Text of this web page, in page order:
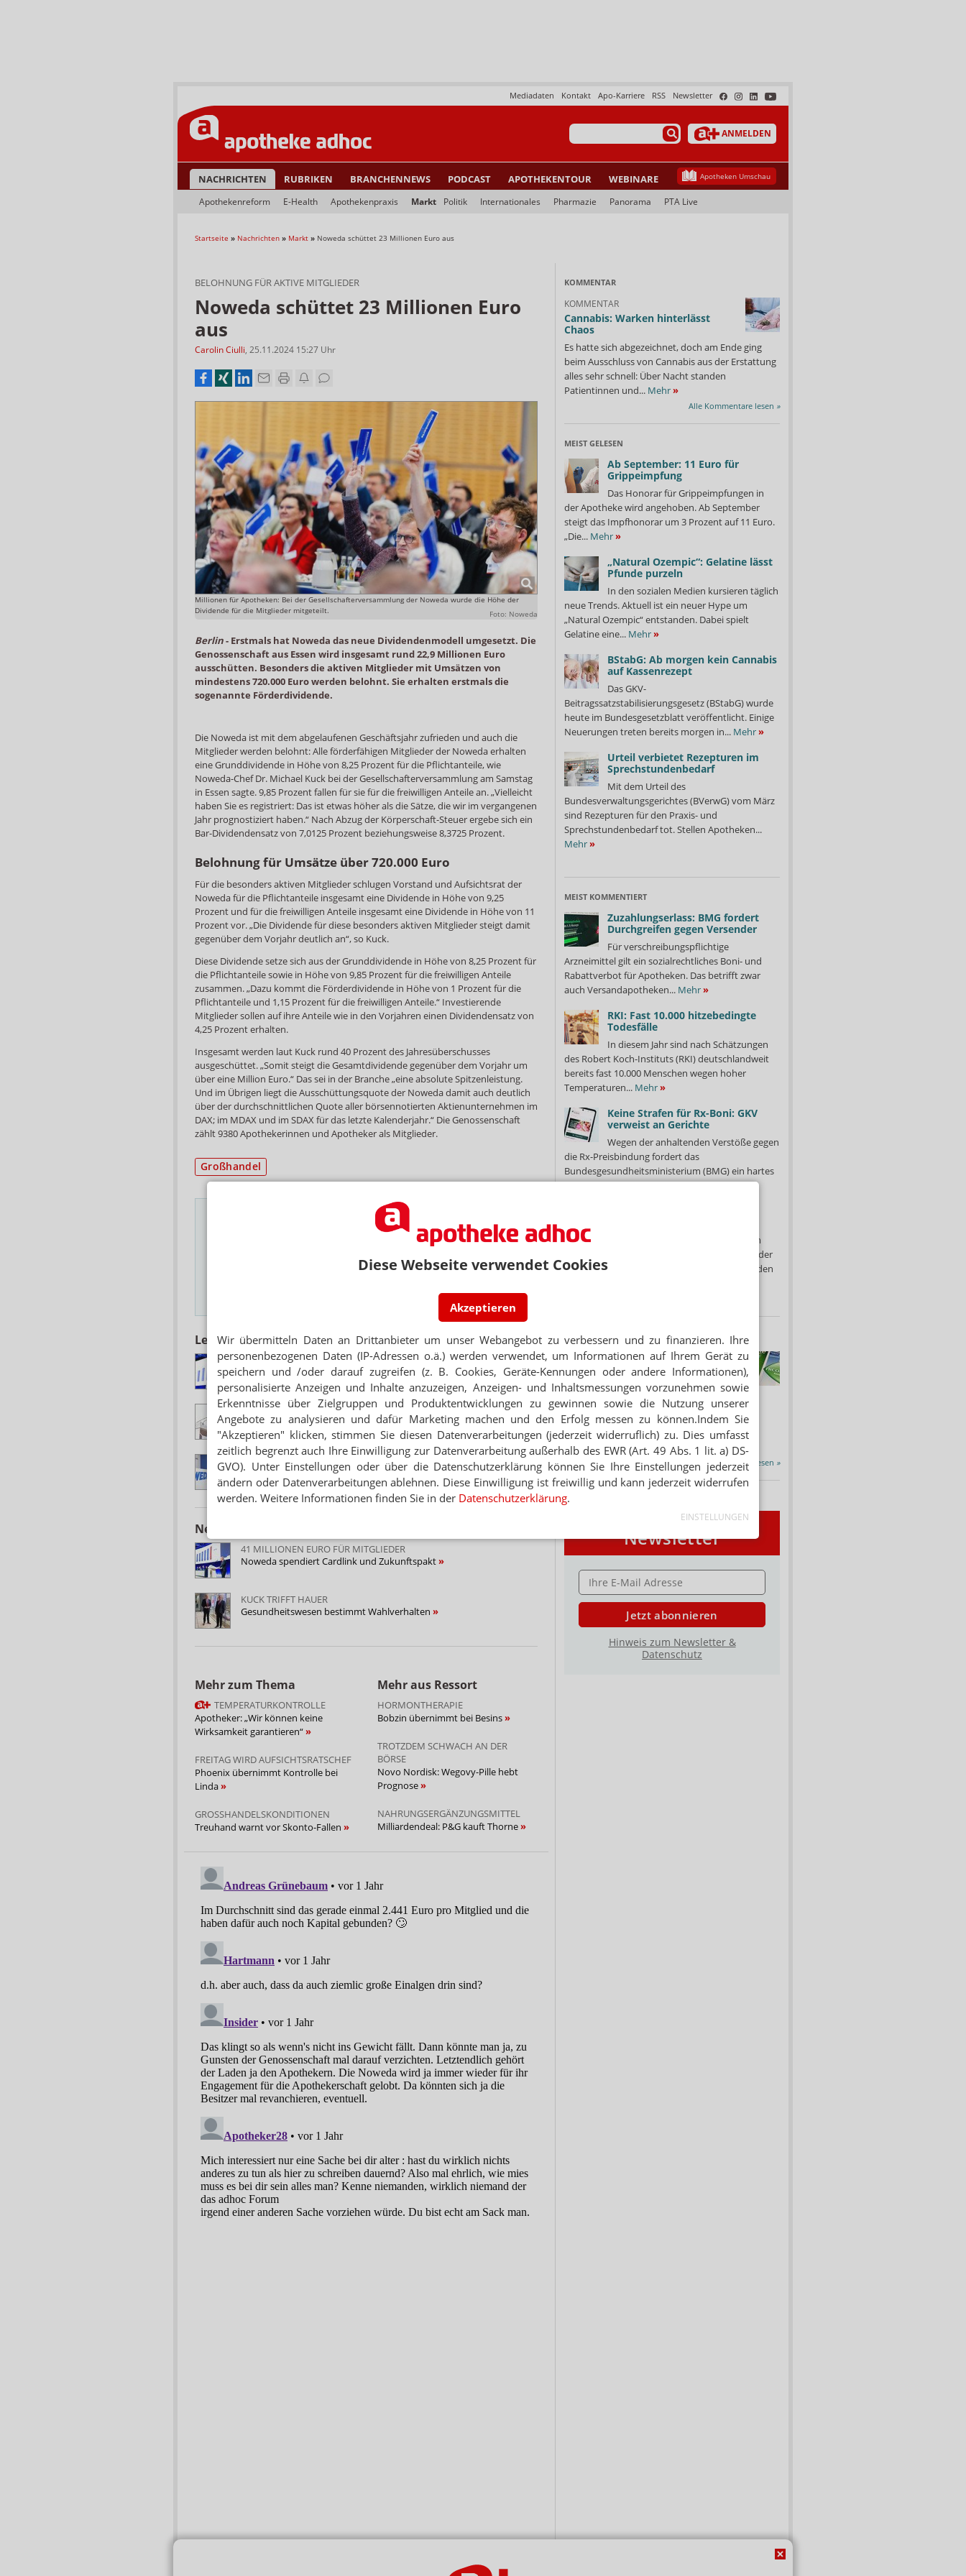
Diese Webseite verwendet Cookies
Akzeptieren
Wir übermitteln Daten an Drittanbieter um unser Webangebot zu verbessern und zu finanzieren. Ihre
personenbezogenen Daten (IP-Adressen o.ä.) werden verwendet, um Informationen auf Ihrem Gerät zu
speichern und /oder darauf zugreifen (z. B. Cookies, Geräte-Kennungen oder andere Informationen),
personalisierte Anzeigen und Inhalte anzuzeigen, Anzeigen- und Inhaltsmessungen vorzunehmen sowie
Erkenntnisse über Zielgruppen und Produktentwicklungen zu gewinnen sowie die Nutzung unserer
Angebote zu analysieren und dafür Marketing machen und den Erfolg messen zu können.Indem Sie
"Akzeptieren" klicken, stimmen Sie diesen Datenverarbeitungen (jederzeit widerruflich) zu. Dies umfasst
zeitlich begrenzt auch Ihre Einwilligung zur Datenverarbeitung außerhalb des EWR (Art. 49 Abs. 1 lit. a) DS-
GVO). Unter Einstellungen oder über die Datenschutzerklärung können Sie Ihre Einstellungen jederzeit
ändern oder Datenverarbeitungen ablehnen. Diese Einwilligung ist freiwillig und kann jederzeit widerrufen
werden. Weitere Informationen finden Sie in der Datenschutzerklärung.
EINSTELLUNGEN
Newsletter
RSS
Apo-Karriere
Kontakt
Mediadaten
ANMELDEN
NACHRICHTEN RUBRIKEN BRANCHENNEWS PODCAST APOTHEKENTOUR WEBINARE Apotheken Umschau
Apothekenreform E-Health Apothekenpraxis Markt Politik Internationales Pharmazie Panorama PTA Live
Startseite » Nachrichten » Markt » Noweda schüttet 23 Millionen Euro aus
BELOHNUNG FÜR AKTIVE MITGLIEDER
Noweda schüttet 23 Millionen Euro
aus
Carolin Ciulli, 25.11.2024 15:27 Uhr
Millionen für Apotheken: Bei der Gesellschafterversammlung der Noweda wurde die Höhe der
Dividende für die Mitglieder mitgeteilt.
Foto: Noweda
Berlin- Erstmals hat Noweda das neue Dividendenmodell umgesetzt. Die
Genossenschaft aus Essen wird insgesamt rund 22,9 Millionen Euro
ausschütten. Besonders die aktiven Mitglieder mit Umsätzen von
mindestens 720.000 Euro werden belohnt. Sie erhalten erstmals die
sogenannte Förderdividende.
Die Noweda ist mit dem abgelaufenen Geschäftsjahr zufrieden und auch die
Mitglieder werden belohnt: Alle förderfähigen Mitglieder der Noweda erhalten
eine Grunddividende in Höhe von 8,25 Prozent für die Pflichtanteile, wie
Noweda-Chef Dr. Michael Kuck bei der Gesellschafterversammlung am Samstag
in Essen sagte. 9,85 Prozent fallen für sie für die freiwilligen Anteile an. „Vielleicht
haben Sie es registriert: Das ist etwas höher als die Sätze, die wir im vergangenen
Jahr prognostiziert haben.“ Nach Abzug der Körperschaft-Steuer ergebe sich ein
Bar-Dividendensatz von 7,0125 Prozent beziehungsweise 8,3725 Prozent.
Belohnung für Umsätze über 720.000 Euro
Für die besonders aktiven Mitglieder schlugen Vorstand und Aufsichtsrat der
Noweda für die Pflichtanteile insgesamt eine Dividende in Höhe von 9,25
Prozent und für die freiwilligen Anteile insgesamt eine Dividende in Höhe von 11
Prozent vor. „Die Dividende für diese besonders aktiven Mitglieder steigt damit
gegenüber dem Vorjahr deutlich an“, so Kuck.
Diese Dividende setze sich aus der Grunddividende in Höhe von 8,25 Prozent für
die Pflichtanteile sowie in Höhe von 9,85 Prozent für die freiwilligen Anteile
zusammen. „Dazu kommt die Förderdividende in Höhe von 1 Prozent für die
Pflichtanteile und 1,15 Prozent für die freiwilligen Anteile.“ Investierende
Mitglieder sollen auf ihre Anteile wie in den Vorjahren einen Dividendensatz von
4,25 Prozent erhalten.
Insgesamt werden laut Kuck rund 40 Prozent des Jahresüberschusses
ausgeschüttet. „Somit steigt die Gesamtdividende gegenüber dem Vorjahr um
über eine Million Euro.“ Das sei in der Branche „eine absolute Spitzenleistung.
Und im Übrigen liegt die Ausschüttungsquote der Noweda damit auch deutlich
über der durchschnittlichen Quote aller börsennotierten Aktienunternehmen im
DAX; im MDAX und im SDAX für das letzte Kalenderjahr.“ Die Genossenschaft
zählt 9380 Apothekerinnen und Apotheker als Mitglieder.
Großhandel
NEWSLETTER
Das Wichtigste des Tages direkt in Ihr Postfach. Kostenlos!
Jetzt
Lesen Sie auch
GROSSHÄNDLER ALS GLÄUBIGER
Apothekeninsolvenzen: Noweda fehlen 2,3 Millionen
NOWEDA ÜBERNIMMT CARDLINK-GEBÜHREN
Kuck: Lauterbach öffnet Markt für Kettenkonzerne
ERSTMALS NEUE DIVIDENDE
Noweda steigert Gewinn, plant Investitionen
Neuere Artikel zum Thema
41 MILLIONEN EURO FÜR MITGLIEDER
Noweda spendiert Cardlink und Zukunftspakt
KUCK TRIFFT HAUER
Gesundheitswesen bestimmt Wahlverhalten
Mehr zum Thema
TEMPERATURKONTROLLE
Apotheker: „Wir können keine
Wirksamkeit garantieren“
FREITAG WIRD AUFSICHTSRATSCHEF
Phoenix übernimmt Kontrolle bei
Linda
GROSSHANDELSKONDITIONEN
Treuhand warnt vor Skonto-Fallen
Mehr aus Ressort
HORMONTHERAPIE
Bobzin übernimmt bei Besins
TROTZDEM SCHWACH AN DER
BÖRSE
Novo Nordisk: Wegovy-Pille hebt
Prognose
NAHRUNGSERGÄNZUNGSMITTEL
Milliardendeal: P&G kauft Thorne
KOMMENTAR
KOMMENTAR
Cannabis: Warken hinterlässt
Chaos
Es hatte sich abgezeichnet, doch am Ende ging
beim Ausschluss von Cannabis aus der Erstattung
alles sehr schnell: Über Nacht standen
Patientinnen und... Mehr»
Alle Kommentare lesen »
MEIST GELESEN
Ab September: 11 Euro für
Grippeimpfung
Das Honorar für Grippeimpfungen in
der Apotheke wird angehoben. Ab September
steigt das Impfhonorar um 3 Prozent auf 11 Euro.
„Die... Mehr»
„Natural Ozempic“: Gelatine lässt
Pfunde purzeln
In den sozialen Medien kursieren täglich
neue Trends. Aktuell ist ein neuer Hype um
„Natural Ozempic“ entstanden. Dabei spielt
Gelatine eine... Mehr»
BStabG: Ab morgen kein Cannabis
auf Kassenrezept
Das GKV-
Beitragssatzstabilisierungsgesetz (BStabG) wurde
heute im Bundesgesetzblatt veröffentlicht. Einige
Neuerungen treten bereits morgen in... Mehr»
Urteil verbietet Rezepturen im
Sprechstundenbedarf
Mit dem Urteil des
Bundesverwaltungsgerichtes (BVerwG) vom März
sind Rezepturen für den Praxis- und
Sprechstundenbedarf tot. Stellen Apotheken...
Mehr»
MEIST KOMMENTIERT
Zuzahlungserlass: BMG fordert
Durchgreifen gegen Versender
Für verschreibungspflichtige
Arzneimittel gilt ein sozialrechtliches Boni- und
Rabattverbot für Apotheken. Das betrifft zwar
auch Versandapotheken... Mehr»
RKI: Fast 10.000 hitzebedingte
Todesfälle
In diesem Jahr sind nach Schätzungen
des Robert Koch-Instituts (RKI) deutschlandweit
bereits fast 10.000 Menschen wegen hoher
Temperaturen... Mehr»
Keine Strafen für Rx-Boni: GKV
verweist an Gerichte
Wegen der anhaltenden Verstöße gegen
die Rx-Preisbindung fordert das
Bundesgesundheitsministerium (BMG) ein hartes
Vorgehen gegen die Versender –...Mehr»
Es hatte sich abgezeichnet, doch am
Ende ging beim Ausschluss von Cannabis aus der
Erstattung alles sehr schnell: Über Nacht standen
PORTRÄT
TABAKENTWÖHNUNG
FAQ: Nikotin auf Rezept
Arzneimittel zur Tabakentwöhnung
werden von den Kassen erstattet.
Verordnungsfähig sind nikotinhaltige nicht
verschreibungspflichtige Präparate sowie...
Mehr »
Alle Porträts lesen »
Newsletter
E-MAIL ADRESSE
Jetzt abonnieren
Hinweis zum Newsletter &
Datenschutz